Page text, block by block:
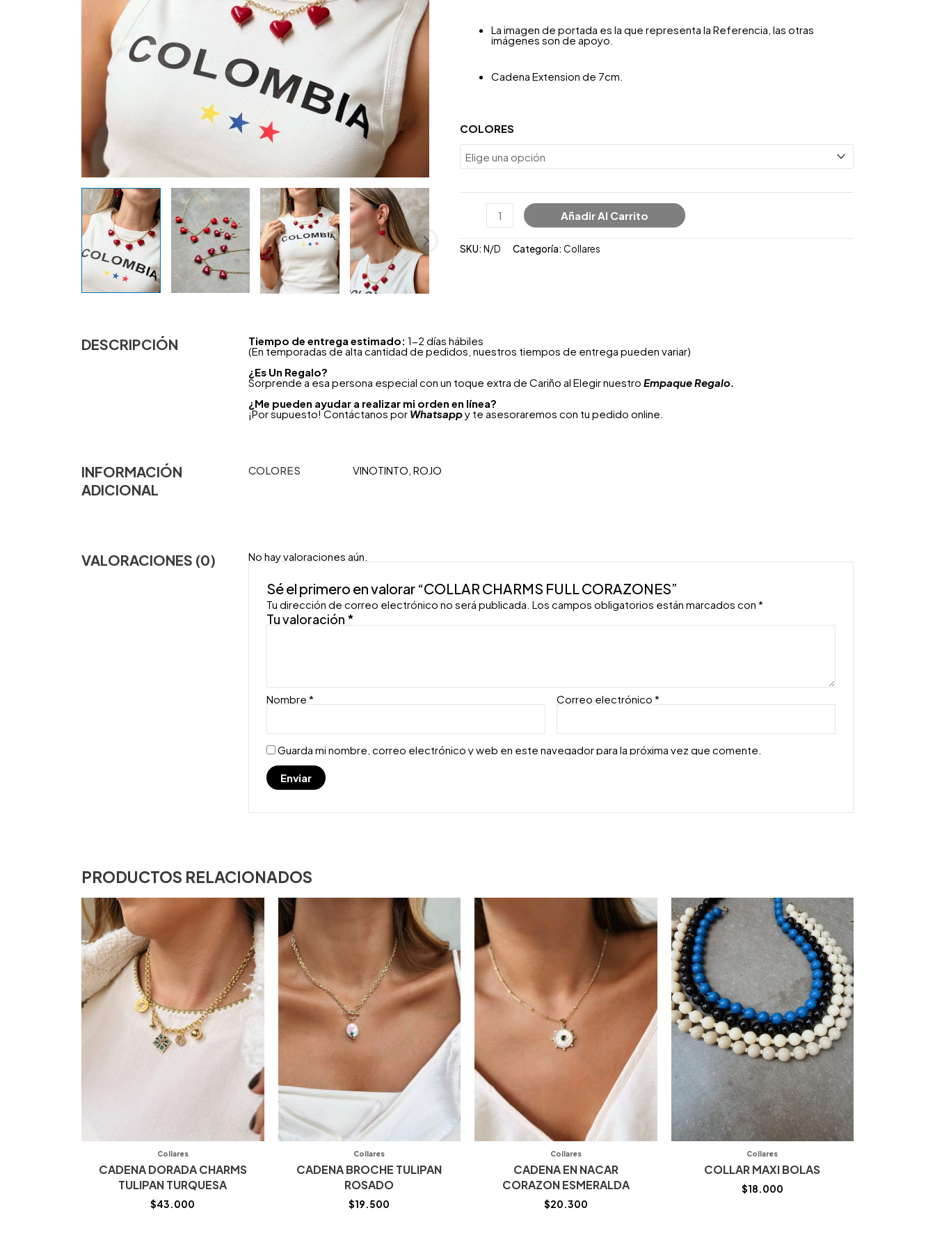
La imagen de portada es la que representa la Referencia, las otras
imágenes son de apoyo.
Cadena Extension de 7cm.
COLORES
Añadir Al Carrito
SKU: N/D Categoría: Collares
DESCRIPCIÓN Tiempo de entrega estimado: 1-2 días hábiles
(En temporadas de alta cantidad de pedidos, nuestros tiempos de entrega pueden variar)
¿ Es Un Regalo?
Sorprende a esa persona especial con un toque extra de Cariño al Elegir nuestro Empaque Regalo.
¿Me pueden ayudar a realizar mi orden en línea?
¡Por supuesto! Contáctanos por Whatsappy te asesoraremos con tu pedido online.
INFORMACIÓN
ADICIONAL
COLORES VINOTINTO, ROJO
VALORACIONES (0) No hay valoraciones aún.
Sé el primero en valorar “COLLAR CHARMS FULL CORAZONES”
Tu dirección de correo electrónico no será publicada. Los campos obligatorios están marcados con*
Tu valoración *
Nombre* Correo electrónico*
Guarda mi nombre, correo electrónico y web en este navegador para la próxima vez que comente.
PRODUCTOS RELACIONADOS
Collares
CADENA DORADA CHARMS
TULIPAN TURQUESA
$43.000
Collares
CADENA BROCHE TULIPAN
ROSADO
$19.500
Collares
CADENA EN NACAR
CORAZON ESMERALDA
$20.300
Collares
COLLAR MAXI BOLAS
$18.000